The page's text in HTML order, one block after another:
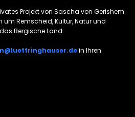
Projekt von Sascha von Gerishem
Remscheid, Kultur, Natur und
Bergische Land.
in Ihren